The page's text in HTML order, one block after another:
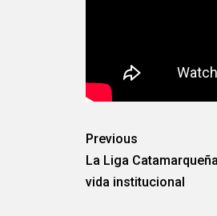
Previous
La Liga
vida institucional